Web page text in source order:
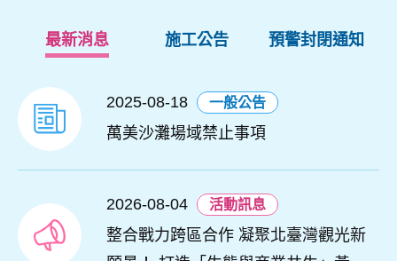
最新消息
2025-08-18 一般公告
萬美沙灘場域禁止事項
2026-08-04 活動訊息
整合戰力跨區合作 凝聚北臺灣觀光新
施工公告 預警封閉通知